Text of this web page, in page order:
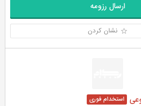
ارسال رزومه
نشان کردن